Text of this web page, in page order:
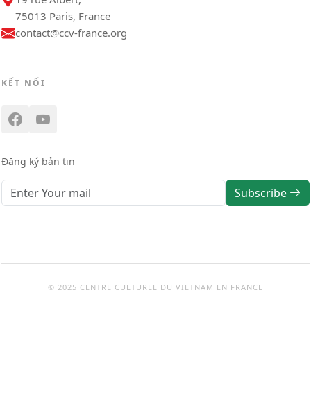
75013 Paris, France
contact@ccv-france.org
KẾT NỐI
Đăng ký bản tin
Subscribe
© 2025 CENTRE CULTUREL DU VIETNAM EN FRANCE